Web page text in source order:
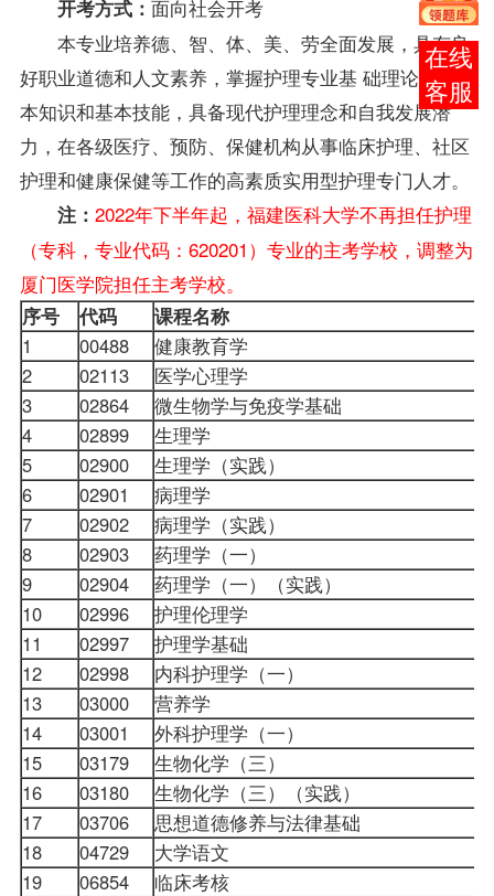
开考方式： 面向社会开考
本专业培养德、智、体、美、劳全面发展，具有良
好职业道德和人文素养，掌握护理专业基 础理论、基
本知识和基本技能，具备现代护理理念和自我发展潜
力，在各级医疗、预防、保健机构从事临床护理、社区
护理和健康保健等工作的高素质实用型护理专门人才。
注： 2022年下半年起，福建医科大学不再担任护理
（专科，专业代码：620201）专业的主考学校，调整为
厦门医学院担任主考学校。
序号 代码
课程名称
1
00488
健康教育学
2
02113
医学心理学
3
02864
微生物学与免疫学基础
4
02899
生理学
5
02900
生理学（实践）
6
02901
病理学
7
02902
病理学（实践）
8
02903
药理学（一）
9
02904
药理学（一）（实践）
10
02996
护理伦理学
11
02997
护理学基础
12
02998
内科护理学（一）
13
03000
营养学
14
03001
外科护理学（一）
15
03179
生物化学（三）
16
03180
生物化学（三）（实践）
17
03706
思想道德修养与法律基础
18
04729
大学语文
19
06854
临床考核
报考
咨询